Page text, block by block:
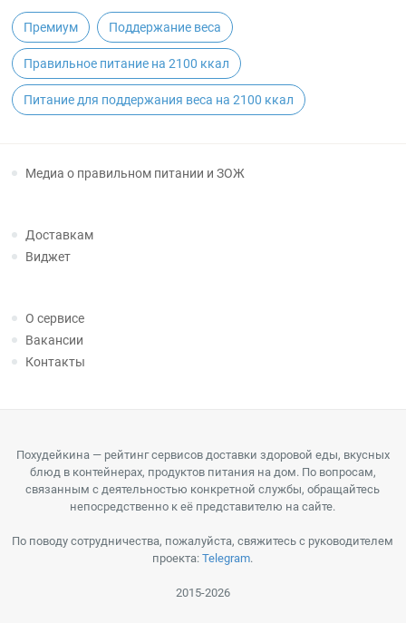
Премиум Поддержание веса
Правильное питание на 2100 ккал
Питание для поддержания веса на 2100 ккал
Медиа о правильном питании и ЗОЖ
Доставкам
Виджет
О сервисе
Вакансии
Контакты
Похудейкина — рейтинг сервисов доставки здоровой еды, вкусных
блюд в контейнерах, продуктов питания на дом. По вопросам,
связанным с деятельностью конкретной службы, обращайтесь
непосредственно к её представителю на сайте.
По поводу сотрудничества, пожалуйста, свяжитесь с руководителем
проекта:Telegram.
2015-2026